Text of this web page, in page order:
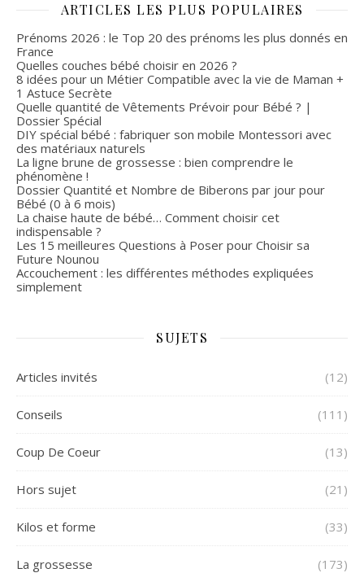
ARTICLES LES PLUS POPULAIRES
Prénoms 2026 : le Top 20 des prénoms les plus donnés en
France
Quelles couches bébé choisir en 2026 ?
8 idées pour un Métier Compatible avec la vie de Maman +
1 Astuce Secrète
Quelle quantité de Vêtements Prévoir pour Bébé ? |
Dossier Spécial
DIY spécial bébé : fabriquer son mobile Montessori avec
des matériaux naturels
La ligne brune de grossesse : bien comprendre le
phénomène !
Dossier Quantité et Nombre de Biberons par jour pour
Bébé (0 à 6 mois)
La chaise haute de bébé… Comment choisir cet
indispensable ?
Les 15 meilleures Questions à Poser pour Choisir sa
Future Nounou
Accouchement : les différentes méthodes expliquées
simplement
SUJETS
Articles invités (12)
Conseils (111)
Coup De Coeur (13)
Hors sujet (21)
Kilos et forme (33)
La grossesse (173)